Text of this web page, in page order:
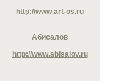
http://www.art-os.ru
Абисалов
http://www.abisalov.ru